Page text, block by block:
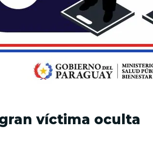
víctima oculta